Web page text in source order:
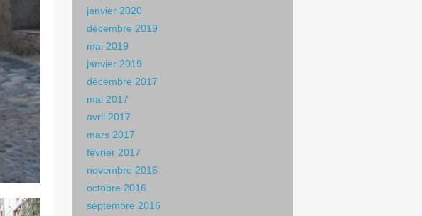
janvier 2020
décembre 2019
mai 2019
janvier 2019
décembre 2017
mai 2017
avril 2017
mars 2017
février 2017
novembre 2016
octobre 2016
septembre 2016